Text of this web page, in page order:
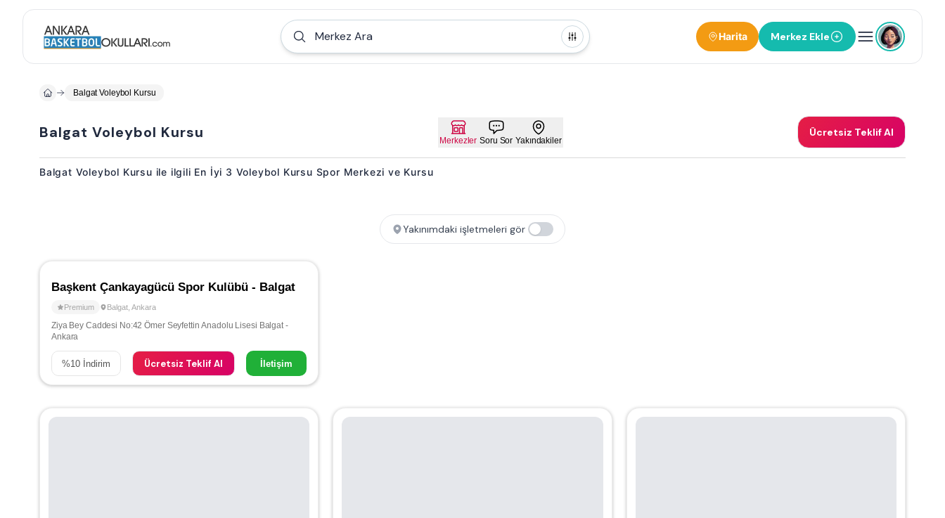
Merkez Ara Harita Merkez Ekle
Balgat Voleybol Kursu
Balgat Voleybol Kursu Merkezler Soru Sor Yakındakiler
Ücretsiz Teklif Al
Balgat Voleybol Kursu ile ilgili En İyi 3 Voleybol Kursu Spor Merkezi ve Kursu
Yakınımdaki işletmeleri gör
Başkent Çankayagücü Spor Kulübü - Balgat
Premium Balgat Ankara
Ziya Bey Caddesi No:42 Ömer Seyfettin Anadolu Lisesi Balgat -
Ankara
%10 İndirim Ücretsiz Teklif Al İletişim